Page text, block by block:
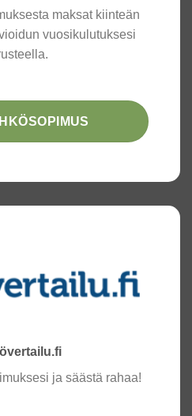
maksat kiinteän
vuosikulutuksesi
ja säästä rahaa!